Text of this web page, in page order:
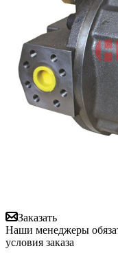
Заказать
Наши менеджеры
условия заказа